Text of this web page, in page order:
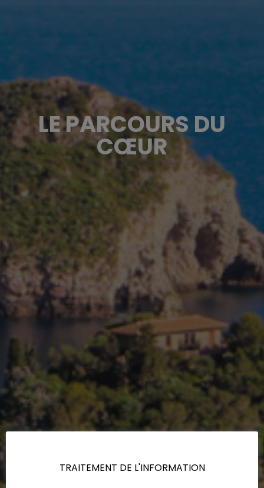
LE PARCOURS DU
CŒUR
TRAITEMENT DE L'INFORMATION